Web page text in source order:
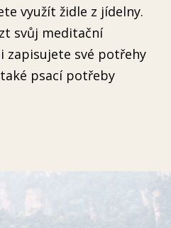
využít židle z jídelny.
svůj meditační
zapisujete své potřehy
psací potřeby